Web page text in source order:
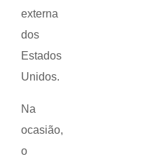
externa
dos
Estados
Unidos.
Na
ocasião,
o